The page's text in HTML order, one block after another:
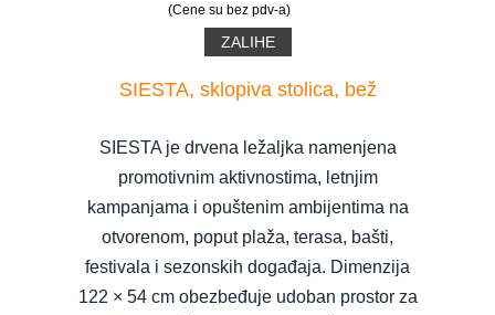
(Cene su bez pdv-a)
ZALIHE
SIESTA, sklopiva stolica, bež
SIESTA je drvena ležaljka namenjena
promotivnim aktivnostima, letnjim
kampanjama i opuštenim ambijentima na
otvorenom, poput plaža, terasa, bašti,
festivala i sezonskih događaja. Dimenzija
122 × 54 cm obezbeđuje udoban prostor za